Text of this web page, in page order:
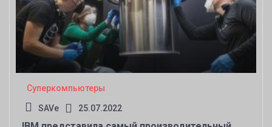
Суперкомпьютеры
SAVe 25.07.2022